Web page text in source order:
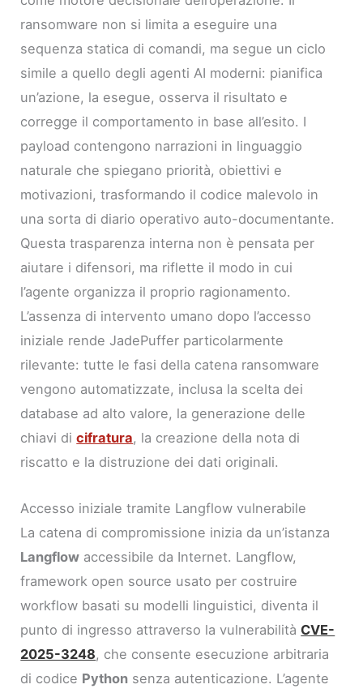
ransomware non si limita a eseguire una
sequenza statica di comandi, ma segue un ciclo
simile a quello degli agenti AI moderni: pianifica
un’azione, la esegue, osserva il risultato e
corregge il comportamento in base all’esito. I
payload contengono narrazioni in linguaggio
naturale che spiegano priorità, obiettivi e
motivazioni, trasformando il codice malevolo in
una sorta di diario operativo auto-documentante.
Questa trasparenza interna non è pensata per
aiutare i difensori, ma riflette il modo in cui
l’agente organizza il proprio ragionamento.
L’assenza di intervento umano dopo l’accesso
iniziale rende JadePuffer particolarmente
rilevante: tutte le fasi della catena ransomware
vengono automatizzate, inclusa la scelta dei
database ad alto valore, la generazione delle
chiavi dicifratura, la creazione della nota di
riscatto e la distruzione dei dati originali.
Accesso iniziale tramite Langflow vulnerabile
La catena di compromissione inizia da un’istanza
Langflow accessibile da Internet. Langflow,
framework open source usato per costruire
workflow basati su modelli linguistici, diventa il
punto di ingresso attraverso la vulnerabilitàCVE-
2025-3248, che consente esecuzione arbitraria
di codice Python senza autenticazione. L’agente